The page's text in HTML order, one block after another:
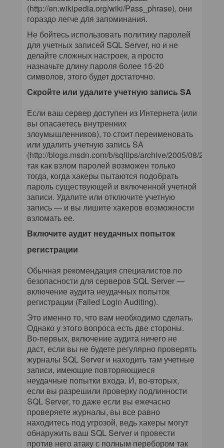
(http://en.wikipedia.org/wiki/Pass_phrase), они
гораздо легче для запоминания.
Не бойтесь использовать политику паролей
для учетных записей SQL Server, но и не
делайте сложных настроек, а просто
назначьте длину пароля более 15-20
символов, этого будет достаточно.
Скройте или удалите учетную запись SA
Если ваш сервер доступен из Интернета (или
вы опасаетесь внутренних
злоумышленников), то стоит переименовать
или удалить учетную запись SA
(http://blogs.msdn.com/b/sqltips/archive/2005/08/27/
так как взлом паролей возможен только
тогда, когда хакеры пытаются подобрать
пароль существующей и включенной учетной
записи. Удалите или отключите учетную
запись — и вы лишите хакеров возможности
взломать ее.
Включите аудит неудачных попыток
регистрации
Обычная рекомендация специалистов по
безопасности для серверов SQL Server —
включение аудита неудачных попыток
регистрации (Failed Login Auditing).
Это именно то, что вам необходимо сделать.
Однако у этого вопроса есть две стороны.
Во-первых, включение аудита ничего не
даст, если вы не будете регулярно проверять
журналы SQL Server и находить там учетные
записи, имеющие повторяющиеся
неудачные попытки входа. И, во-вторых,
если вы разрешили проверку подлинности
SQL Server, то даже если вы ежечасно
проверяете журналы, вы все равно
находитесь под угрозой, ведь хакеры могут
обнаружить ваш SQL Server и провести
против него атаку с полным перебором так